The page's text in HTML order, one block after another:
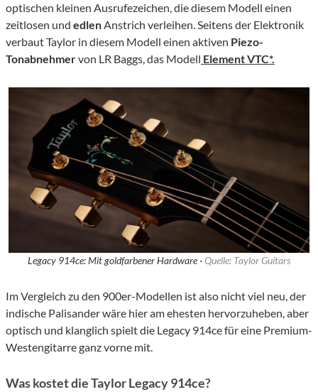
optischen kleinen Ausrufezeichen, die diesem Modell einen
zeitlosen und edlen Anstrich verleihen. Seitens der Elektronik
verbaut Taylor in diesem Modell einen aktiven Piezo-
Tonabnehmervon LR Baggs, das Modell Element VTC*.
Legacy 914ce: Mit goldfarbener Hardware · Quelle: Taylor Guitars
Im Vergleich zu den 900er-Modellen ist also nicht viel neu, der
indische Palisander wäre hier am ehesten hervorzuheben, aber
optisch und klanglich spielt die Legacy 914ce für eine Premium-
Westengitarre ganz vorne mit.
Was kostet die Taylor Legacy 914ce?